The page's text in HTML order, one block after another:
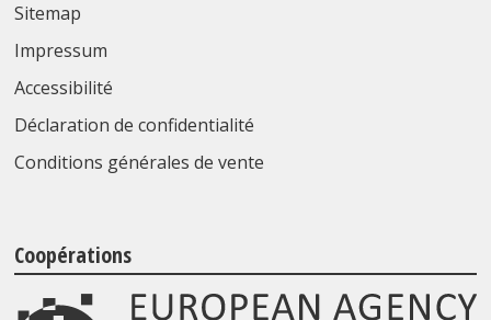
Sitemap
Impressum
Accessibilité
Déclaration de confidentialité
Conditions générales de vente
Coopérations